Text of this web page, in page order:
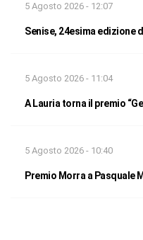
5 Agosto 2026 - 12:07
Senise, 24esima edizione
5 Agosto 2026 - 11:04
A Lauria torna il premio
5 Agosto 2026 - 10:40
Premio Morra a Pasquale